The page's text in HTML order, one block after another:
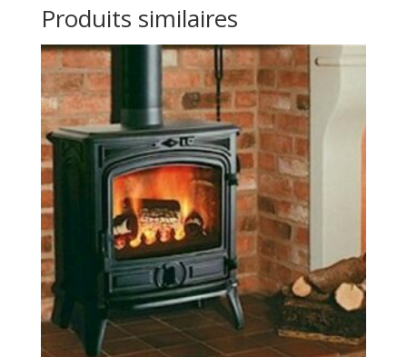
Produits similaires